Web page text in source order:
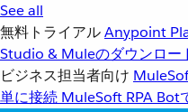
See all
無料トライアルAnypoint
Studio & Muleのダウンロー
ビジネス担当者向け
単に接続 MuleSoft RPA Bot